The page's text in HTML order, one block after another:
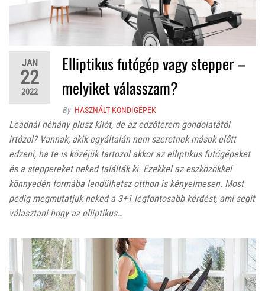
JAN
22
2022
Elliptikus futógép vagy stepper –
melyiket válasszam?
By HASZNÁLT KONDIGÉPEK
Leadnál néhány plusz kilót, de az edzőterem gondolatától
irtózol? Vannak, akik egyáltalán nem szeretnek mások előtt
edzeni, ha te is közéjük tartozol akkor az elliptikus futógépeket
és a steppereket neked találták ki. Ezekkel az eszközökkel
könnyedén formába lendülhetsz otthon is kényelmesen. Most
pedig megmutatjuk neked a 3+1 legfontosabb kérdést, ami segít
választani hogy az elliptikus…